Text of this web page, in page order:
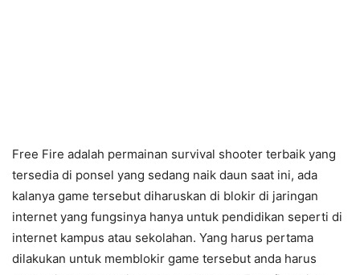
Free Fire adalah permainan survival shooter terbaik yang
tersedia di ponsel yang sedang naik daun saat ini, ada
kalanya game tersebut diharuskan di blokir di jaringan
internet yang fungsinya hanya untuk pendidikan seperti di
internet kampus atau sekolahan. Yang harus pertama
dilakukan untuk memblokir game tersebut anda harus